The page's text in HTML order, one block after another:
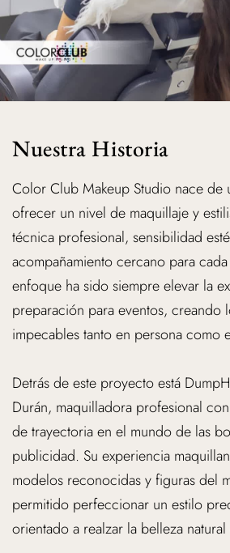
ofrecer un nivel de maquillaje y
técnica profesional, sensibilidad
acompañamiento cercano para cada
enfoque ha sido siempre elevar la
preparación para eventos, creando
impecables tanto en persona como
Durán, maquilladora profesional con
de trayectoria en el mundo de las
publicidad. Su experiencia
modelos reconocidas y figuras del
permitido perfeccionar un estilo
orientado a realzar la belleza